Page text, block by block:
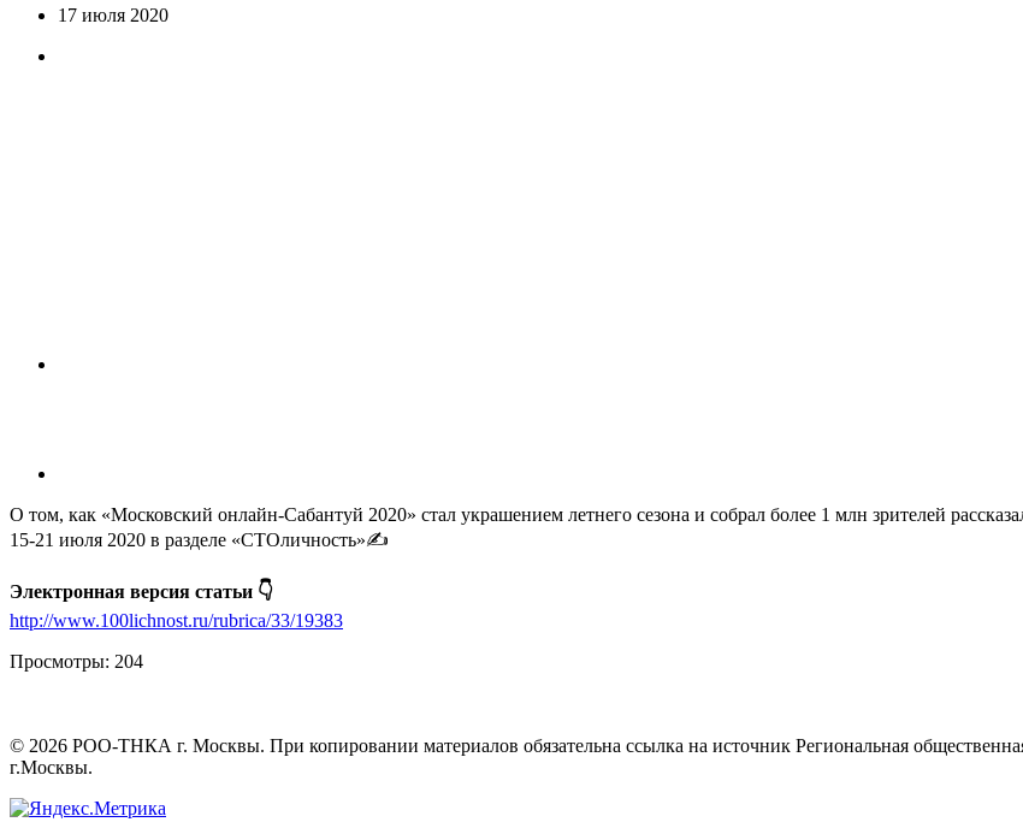
17 июля 2020
О том, как «Московский онлайн-Сабантуй 2020» стал украшением летнего сезона и собрал более 1 млн зрителей
15-21 июля 2020 в разделе «СТОличность»✍️
Электронная версия статьи 👇
http://www.100lichnost.ru/rubrica/33/19383
Просмотры: 204
© 2026 РОО-ТНКА г. Москвы. При копировании материалов обязательна ссылка на источник Региональная
г.Москвы.